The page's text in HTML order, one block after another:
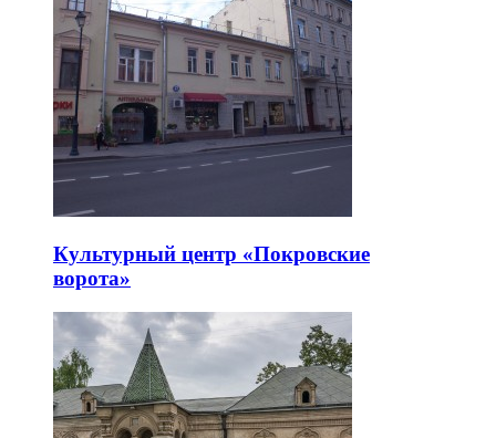
Культурный центр «Покровские
ворота»